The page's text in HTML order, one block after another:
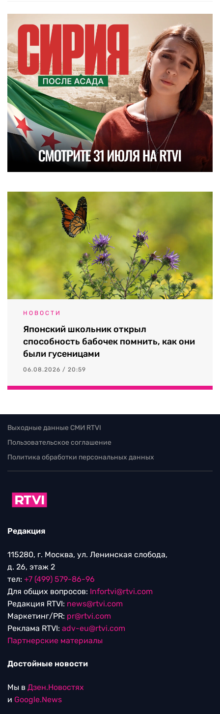
НОВОСТИ
Японский школьник открыл
способность бабочек помнить, как они
были гусеницами
06.08.2026 / 20:59
Выходные данные СМИ RTVI
Пользовательское соглашение
Политика обработки персональных данных
Редакция
115280, г. Москва, ул. Ленинская слобода,
д. 26, этаж 2
тел: +7 (499) 579-86-96
Для общих вопросов: Infortvi@rtvi.com
Редакция RTVI: news@rtvi.com
Маркетинг/PR: pr@rtvi.com
Реклама RTVI: adv-eu@rtvi.com
Партнерские материалы
Достойные новости
Мы в Дзен.Новостях
и Google.News